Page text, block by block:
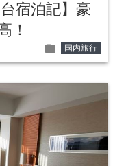
宿泊記】豪
！
folder 国内旅行